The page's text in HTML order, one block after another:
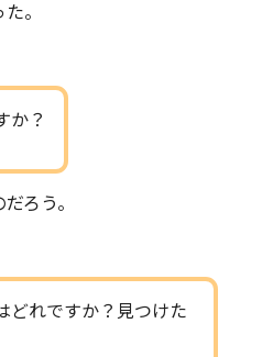
。
か？
ろう。
どれですか？見つけた